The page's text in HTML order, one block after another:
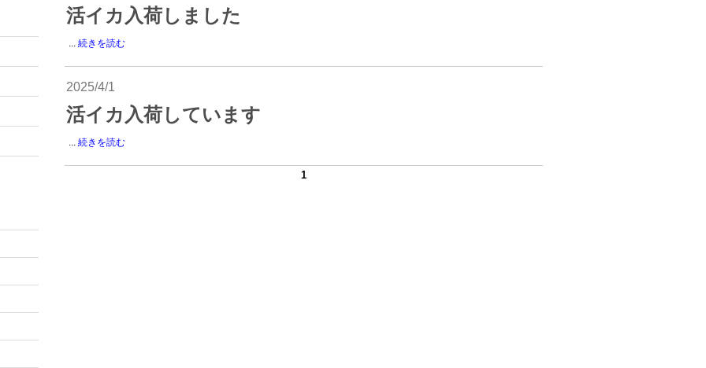
活イカ入荷しました
...続きを読む
2025/4/1
活イカ入荷しています
...続きを読む
1